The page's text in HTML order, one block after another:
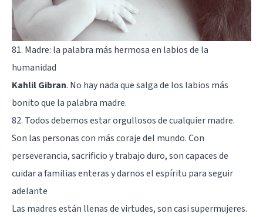
81. Madre: la palabra más hermosa en labios de la
humanidad
Kahlil Gibran. No hay nada que salga de los labios más
bonito que la palabra madre.
82. Todos debemos estar orgullosos de cualquier madre.
Son las personas con más coraje del mundo. Con
perseverancia, sacrificio y trabajo duro, son capaces de
cuidar a familias enteras y darnos el espíritu para seguir
adelante
Las madres están llenas de virtudes, son casi supermujeres.